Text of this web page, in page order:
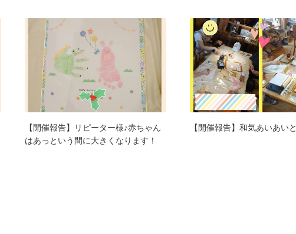
【開催報告】リピーター様♪赤ちゃん
はあっという間に大きくなります！
【開催報告】和気あいあいと